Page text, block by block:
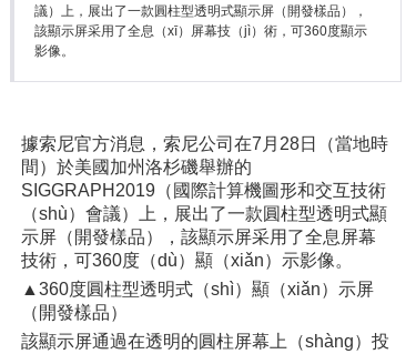
議）上，展出了一款圓柱型透明式顯示屏（開發樣品），
該顯示屏采用了全息（xī）屏幕技（jì）術，可360度顯示
影像。
據索尼官方消息，索尼公司在7月28日（當地時
間）於美國加州洛杉磯舉辦的
SIGGRAPH2019（國際計算機圖形和交互技術
（shù）會議）上，展出了一款圓柱型透明式顯
示屏（開發樣品），該顯示屏采用了全息屏幕
技術，可360度（dù）顯（xiǎn）示影像。
▲360度圓柱型透明式（shì）顯（xiǎn）示屏
（開發樣品）
該顯示屏通過在透明的圓柱屏幕上（shàng）投